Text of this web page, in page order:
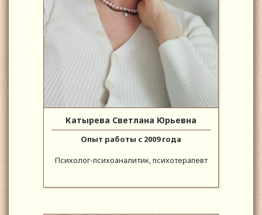
Катырева Светлана Юрьевна
Опыт работы с 2009 года
Психолог-психоаналитик, психотерапевт